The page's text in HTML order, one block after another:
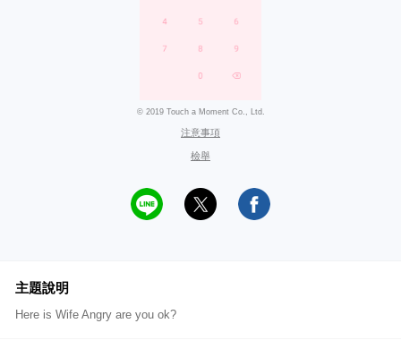
© 2019 Touch a Moment Co., Ltd.
注意事項
檢舉
主題說明
Here is Wife Angry are you ok?